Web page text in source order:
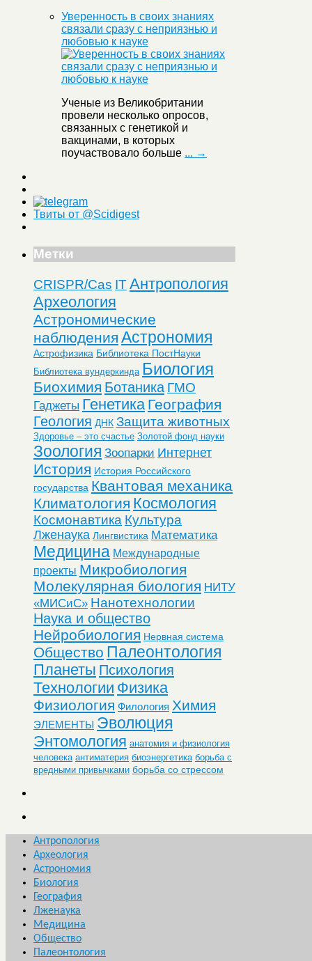
Уверенность в своих знаниях
связали сразу с неприязнью и
любовью к науке
Ученые из Великобритании
провели несколько опросов,
связанных с генетикой и
вакцинами, в которых
поучаствовало больше ... →
Твиты от @Scidigest
Метки
CRISPR/Cas ITАнтропология
Археология
Астрономические
наблюдения Астрономия
Астрофизика Библиотека ПостНауки
Библиотека вундеркинда Биология
Биохимия Ботаника ГМО
Гаджеты Генетика География
Геология ДНК Защита животных
Здоровье – это счастье Золотой фонд науки
Зоология Зоопарки Интернет
История История Российского
государства Квантовая механика
Климатология Космология
Космонавтика Культура
Лженаука Лингвистика Математика
Медицина Международные
проекты Микробиология
Молекулярная биология НИТУ
«МИСиС» Нанотехнологии
Наука и общество
Нейробиология Нервная система
Общество Палеонтология
Планеты Психология
Технологии Физика
Физиология Филология Химия
ЭЛЕМЕНТЫ Эволюция
Энтомология анатомия и физиология
человека антиматерия биоэнергетика борьба с
вредными привычками борьба со стрессом
Антропология
Археология
Астрономия
Биология
География
Лженаука
Медицина
Общество
Палеонтология